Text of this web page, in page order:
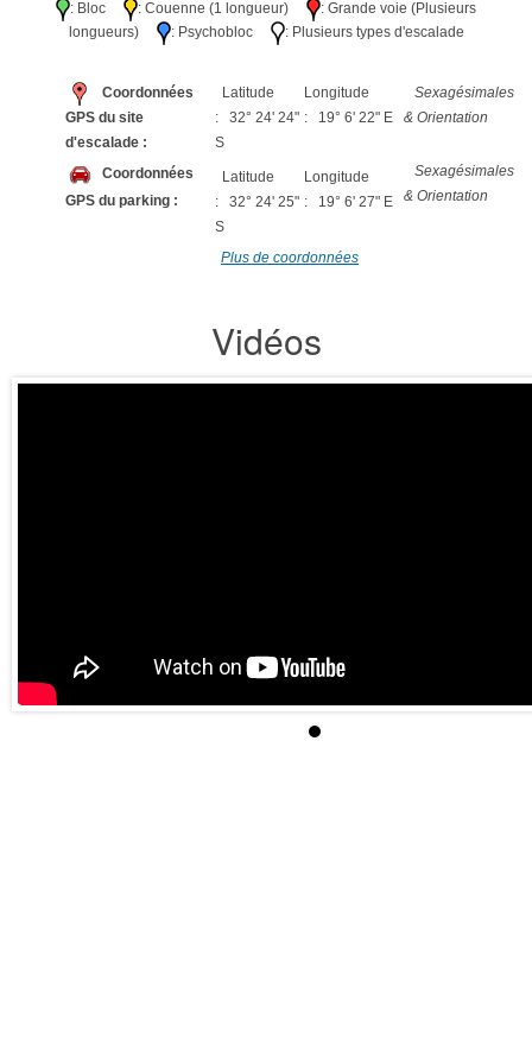
: Bloc : Couenne (1 longueur)
: Grande voie (Plusieurs
longueurs)
: Psychobloc : Plusieurs types d'escalade
Coordonnées
GPS du site
d'escalade :
Latitude
: 32° 24' 24"
S
Longitude
: 19° 6' 22" E
Sexagésimales
& Orientation
Coordonnées
GPS du parking :
Latitude
: 32° 24' 25"
S
Longitude
: 19° 6' 27" E
Sexagésimales
& Orientation
Plus de coordonnées
Vidéos